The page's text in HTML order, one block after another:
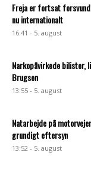
Freja er fortsat
nu internationalt
16:41 - 5. august
Narkopåvirkede bilister,
Brugsen
13:55 - 5. august
Natarbejde på
grundigt eftersyn
13:52 - 5. august